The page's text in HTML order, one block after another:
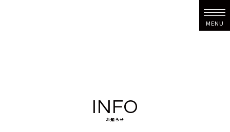
MENU
INFO
お知らせ